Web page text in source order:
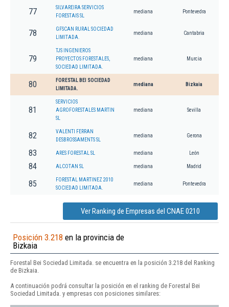
77
SILVAREIRA SERVICIOS
FORESTAIS SL
mediana Pontevedra
78
GFSCAN RURAL SOCIEDAD
LIMITADA.
mediana Cantabria
79
TJS INGENIEROS
PROYECTOS FORESTALES,
SOCIEDAD LIMITADA.
mediana Murcia
80
FORESTAL BEI SOCIEDAD
LIMITADA.
mediana Bizkaia
81
SERVICIOS
AGROFORESTALES MARTIN
SL
mediana Sevilla
82
VALENTI FERRAN
DESBROSSAMENTS SL
mediana Gerona
83 ARES FORESTAL SL mediana León
84 ALCOTAN SL mediana Madrid
85
FORESTAL MARTINEZ 2010
SOCIEDAD LIMITADA.
mediana Pontevedra
Ver Ranking de Empresas del CNAE 0210
Posición 3.218 en la provincia de
Bizkaia
Forestal Bei Sociedad Limitada. se encuentra en la posición 3.218 del Ranking
de Bizkaia.
A continuación podrá consultar la posición en el ranking de Forestal Bei
Sociedad Limitada. y empresas con posiciones similares: